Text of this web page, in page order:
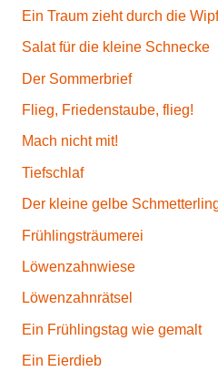
Ein Traum zieht durch die
Salat für die kleine Schnecke
Der Sommerbrief
Flieg, Friedenstaube, flieg!
Mach nicht mit!
Tiefschlaf
Der kleine gelbe
Frühlingsträumerei
Löwenzahnwiese
Löwenzahnrätsel
Ein Frühlingstag wie gemalt
Ein Eierdieb